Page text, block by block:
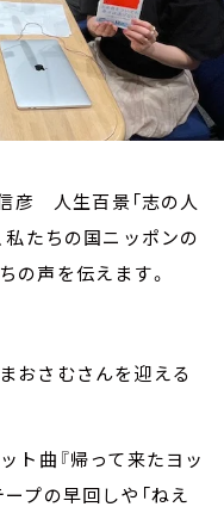
彦 人生百景「志の人
私たちの国ニッポンの
の声を伝えます。
おさむさんを迎える
ト曲『帰って来たヨッ
プの早回しや「ねえ